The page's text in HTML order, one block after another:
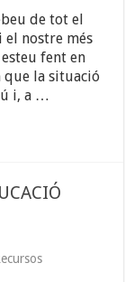
de tot el
el nostre més
fent en
que la situació
i, a …